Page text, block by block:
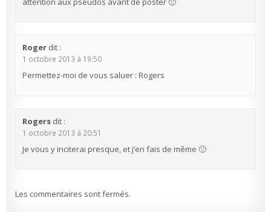
Roger dit :
1 octobre 2013 à 19:50
Permettez-moi de vous saluer : Rogers
Rogers dit :
1 octobre 2013 à 20:51
Je vous y inciterai presque, et j’en fais de même 🙂
Les commentaires sont fermés.